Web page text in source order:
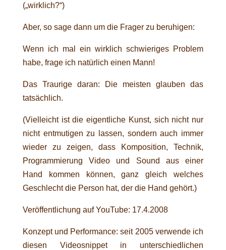
(„wirklich?“)
Aber, so sage dann um die Frager zu beruhigen:
Wenn ich mal ein wirklich schwieriges Problem
habe, frage ich natürlich einen Mann!
Das Traurige daran: Die meisten glauben das
tatsächlich.
(Vielleicht ist die eigentliche Kunst, sich nicht nur
nicht entmutigen zu lassen, sondern auch immer
wieder zu zeigen, dass Komposition, Technik,
Programmierung Video und Sound aus einer
Hand kommen können, ganz gleich welches
Geschlecht die Person hat, der die Hand gehört.)
Veröffentlichung auf YouTube: 17.4.2008
Konzept und Performance: seit 2005 verwende ich
diesen Videosnippet in unterschiedlichen